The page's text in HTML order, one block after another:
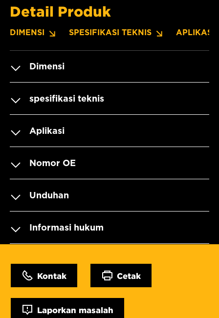
Detail Produk
DIMENSI SPESIFIKASI TEKNIS APLIKASI
Dimensi
spesifikasi teknis
Aplikasi
Nomor OE
Unduhan
Informasi hukum
Kontak Cetak
Laporkan masalah